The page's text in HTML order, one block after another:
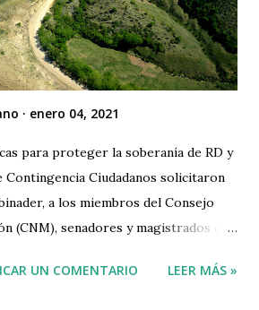
enero 04, 2021
para proteger la soberanía de RD y
Contingencia Ciudadanos solicitaron
a los miembros del Consejo
(CNM), senadores y magistrados del
defender la soberanía nacional.
UN COMENTARIO LEER MÁS »